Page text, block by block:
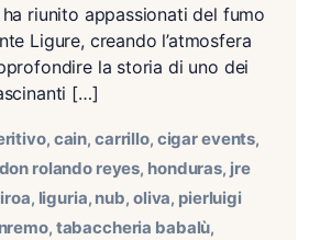
riunito appassionati del fumo
Ligure, creando l’atmosfera
la storia di uno dei
[…]
, cain, carrillo, cigar events,
don rolando reyes, honduras, jre
, liguria, nub, oliva, pierluigi
, tabaccheria babalù,